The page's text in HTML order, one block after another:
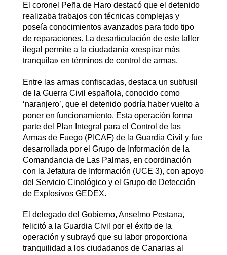
El coronel Peña de Haro destacó que el detenido
realizaba trabajos con técnicas complejas y
poseía conocimientos avanzados para todo tipo
de reparaciones. La desarticulación de este taller
ilegal permite a la ciudadanía «respirar más
tranquila» en términos de control de armas.
Entre las armas confiscadas, destaca un subfusil
de la Guerra Civil española, conocido como
‘naranjero’, que el detenido podría haber vuelto a
poner en funcionamiento. Esta operación forma
parte del Plan Integral para el Control de las
Armas de Fuego (PICAF) de la Guardia Civil y fue
desarrollada por el Grupo de Información de la
Comandancia de Las Palmas, en coordinación
con la Jefatura de Información (UCE 3), con apoyo
del Servicio Cinológico y el Grupo de Detección
de Explosivos GEDEX.
El delegado del Gobierno, Anselmo Pestana,
felicitó a la Guardia Civil por el éxito de la
operación y subrayó que su labor proporciona
tranquilidad a los ciudadanos de Canarias al